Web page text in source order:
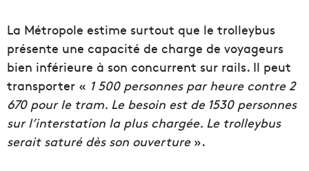
La Métropole estime surtout que le trolleybus
présente une capacité de charge de voyageurs
bien inférieure à son concurrent sur rails. Il peut
transporter « 1 500 personnes par heure contre 2
670 pour le tram. Le besoin est de 1530 personnes
sur l’interstation la plus chargée. Le trolleybus
serait saturé dès son ouverture ».